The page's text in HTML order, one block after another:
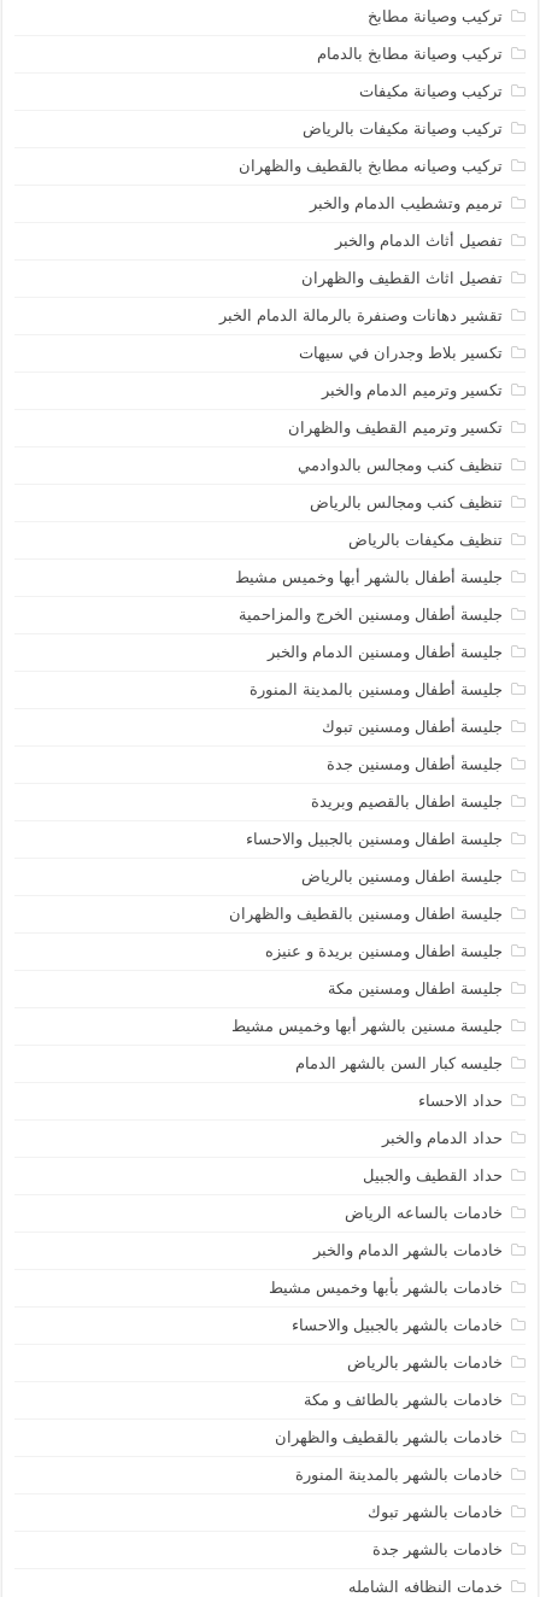
تركيب وصيانة مطابخ
تركيب وصيانة مطابخ بالدمام
تركيب وصيانة مكيفات
تركيب وصيانة مكيفات بالرياض
تركيب وصيانه مطابخ بالقطيف والظهران
ترميم وتشطيب الدمام والخبر
تفصيل أثاث الدمام والخبر
تفصيل اثاث القطيف والظهران
تقشير دهانات وصنفرة بالرمالة الدمام الخبر
تكسير بلاط وجدران في سيهات
تكسير وترميم الدمام والخبر
تكسير وترميم القطيف والظهران
تنظيف كنب ومجالس بالدوادمي
تنظيف كنب ومجالس بالرياض
تنظيف مكيفات بالرياض
جليسة أطفال بالشهر أبها وخميس مشيط
جليسة أطفال ومسنين الخرج والمزاحمية
جليسة أطفال ومسنين الدمام والخبر
جليسة أطفال ومسنين بالمدينة المنورة
جليسة أطفال ومسنين تبوك
جليسة أطفال ومسنين جدة
جليسة اطفال بالقصيم وبريدة
جليسة اطفال ومسنين بالجبيل والاحساء
جليسة اطفال ومسنين بالرياض
جليسة اطفال ومسنين بالقطيف والظهران
جليسة اطفال ومسنين بريدة و عنيزه
جليسة اطفال ومسنين مكة
جليسة مسنين بالشهر أبها وخميس مشيط
جليسه كبار السن بالشهر الدمام
حداد الاحساء
حداد الدمام والخبر
حداد القطيف والجبيل
خادمات بالساعه الرياض
خادمات بالشهر الدمام والخبر
خادمات بالشهر بأبها وخميس مشيط
خادمات بالشهر بالجبيل والاحساء
خادمات بالشهر بالرياض
خادمات بالشهر بالطائف و مكة
خادمات بالشهر بالقطيف والظهران
خادمات بالشهر بالمدينة المنورة
خادمات بالشهر تبوك
خادمات بالشهر جدة
خدمات النظافه الشامله